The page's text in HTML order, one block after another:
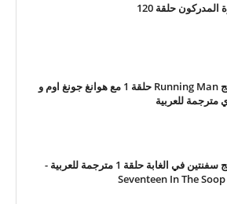
المدركون حلقة 120
برنامج Running Man حلقة 1 مع هوانغ جونغ اوم و
مترجمة للعربية
برنامج سفنتين في الغابة حلقة 1 مترجمة للعربية -
Seventeen In The Soop